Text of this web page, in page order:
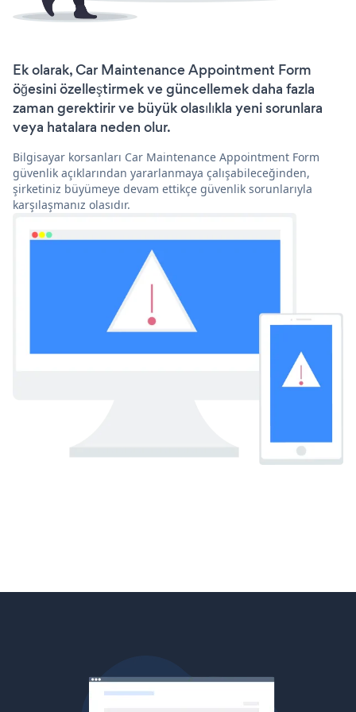
Ek olarak, Car Maintenance Appointment Form
öğesini özelleştirmek ve güncellemek daha fazla
zaman gerektirir ve büyük olasılıkla yeni sorunlara
veya hatalara neden olur.
Bilgisayar korsanları Car Maintenance Appointment Form
güvenlik açıklarından yararlanmaya çalışabileceğinden,
şirketiniz büyümeye devam ettikçe güvenlik sorunlarıyla
karşılaşmanız olasıdır.